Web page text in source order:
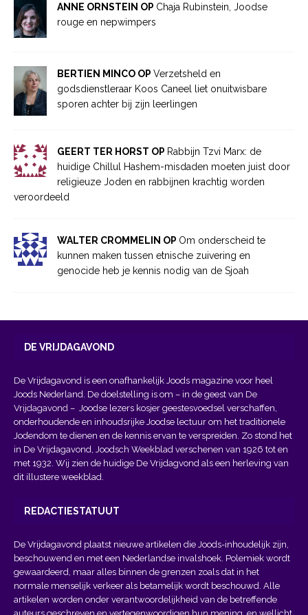
ANNE ORNSTEIN OP Chaja Rubinstein, Joodse
rouge en nepwimpers
BERTIEN MINCO OP Verzetsheld en
godsdienstleraar Koos Caneel liet onuitwisbare
sporen achter bij zijn leerlingen
GEERT TER HORST OP Rabbijn Tzvi Marx: de
huidige Chillul Hashem-misdaden moeten juist door
religieuze Joden en rabbijnen krachtig worden
veroordeeld
WALTER CROMMELIN OP Om onderscheid te
kunnen maken tussen etnische zuivering en
genocide heb je kennis nodig van de Sjoah
DE VRIJDAGAVOND
De Vrijdagavond is een onafhankelijk Joods magazine voor heel
Joods Nederland. De doelstelling is om – in de geest van De
Vrijdagavond – Joodse lezers kosjer geestesvoedsel verschaffen,
onderhoudende en inhoudsrijke Joodse lectuur om het traditionele
Jodendom te dienen en de kennis ervan te verspreiden. Zo stond het
in De Vrijdagavond, Joodsch Weekblad verschenen van 1926 tot en
met 1932. Wij zien de huidige De Vrijdagvond als een herleving van
dit illustere weekblad.
REDACTIESTATUUT
De Vrijdagavond plaatst nieuwe artikelen die Joods-inhoudelijk zijn,
beschouwend en met een Nederlandse invalshoek. Polemiek wordt
gewaardeerd, maar alles binnen de grenzen zoals dat in het
normale menselijk verkeer als betamelijk wordt beschouwd. Alle
artikelen worden onder verantwoordelijkheid van de betreffende